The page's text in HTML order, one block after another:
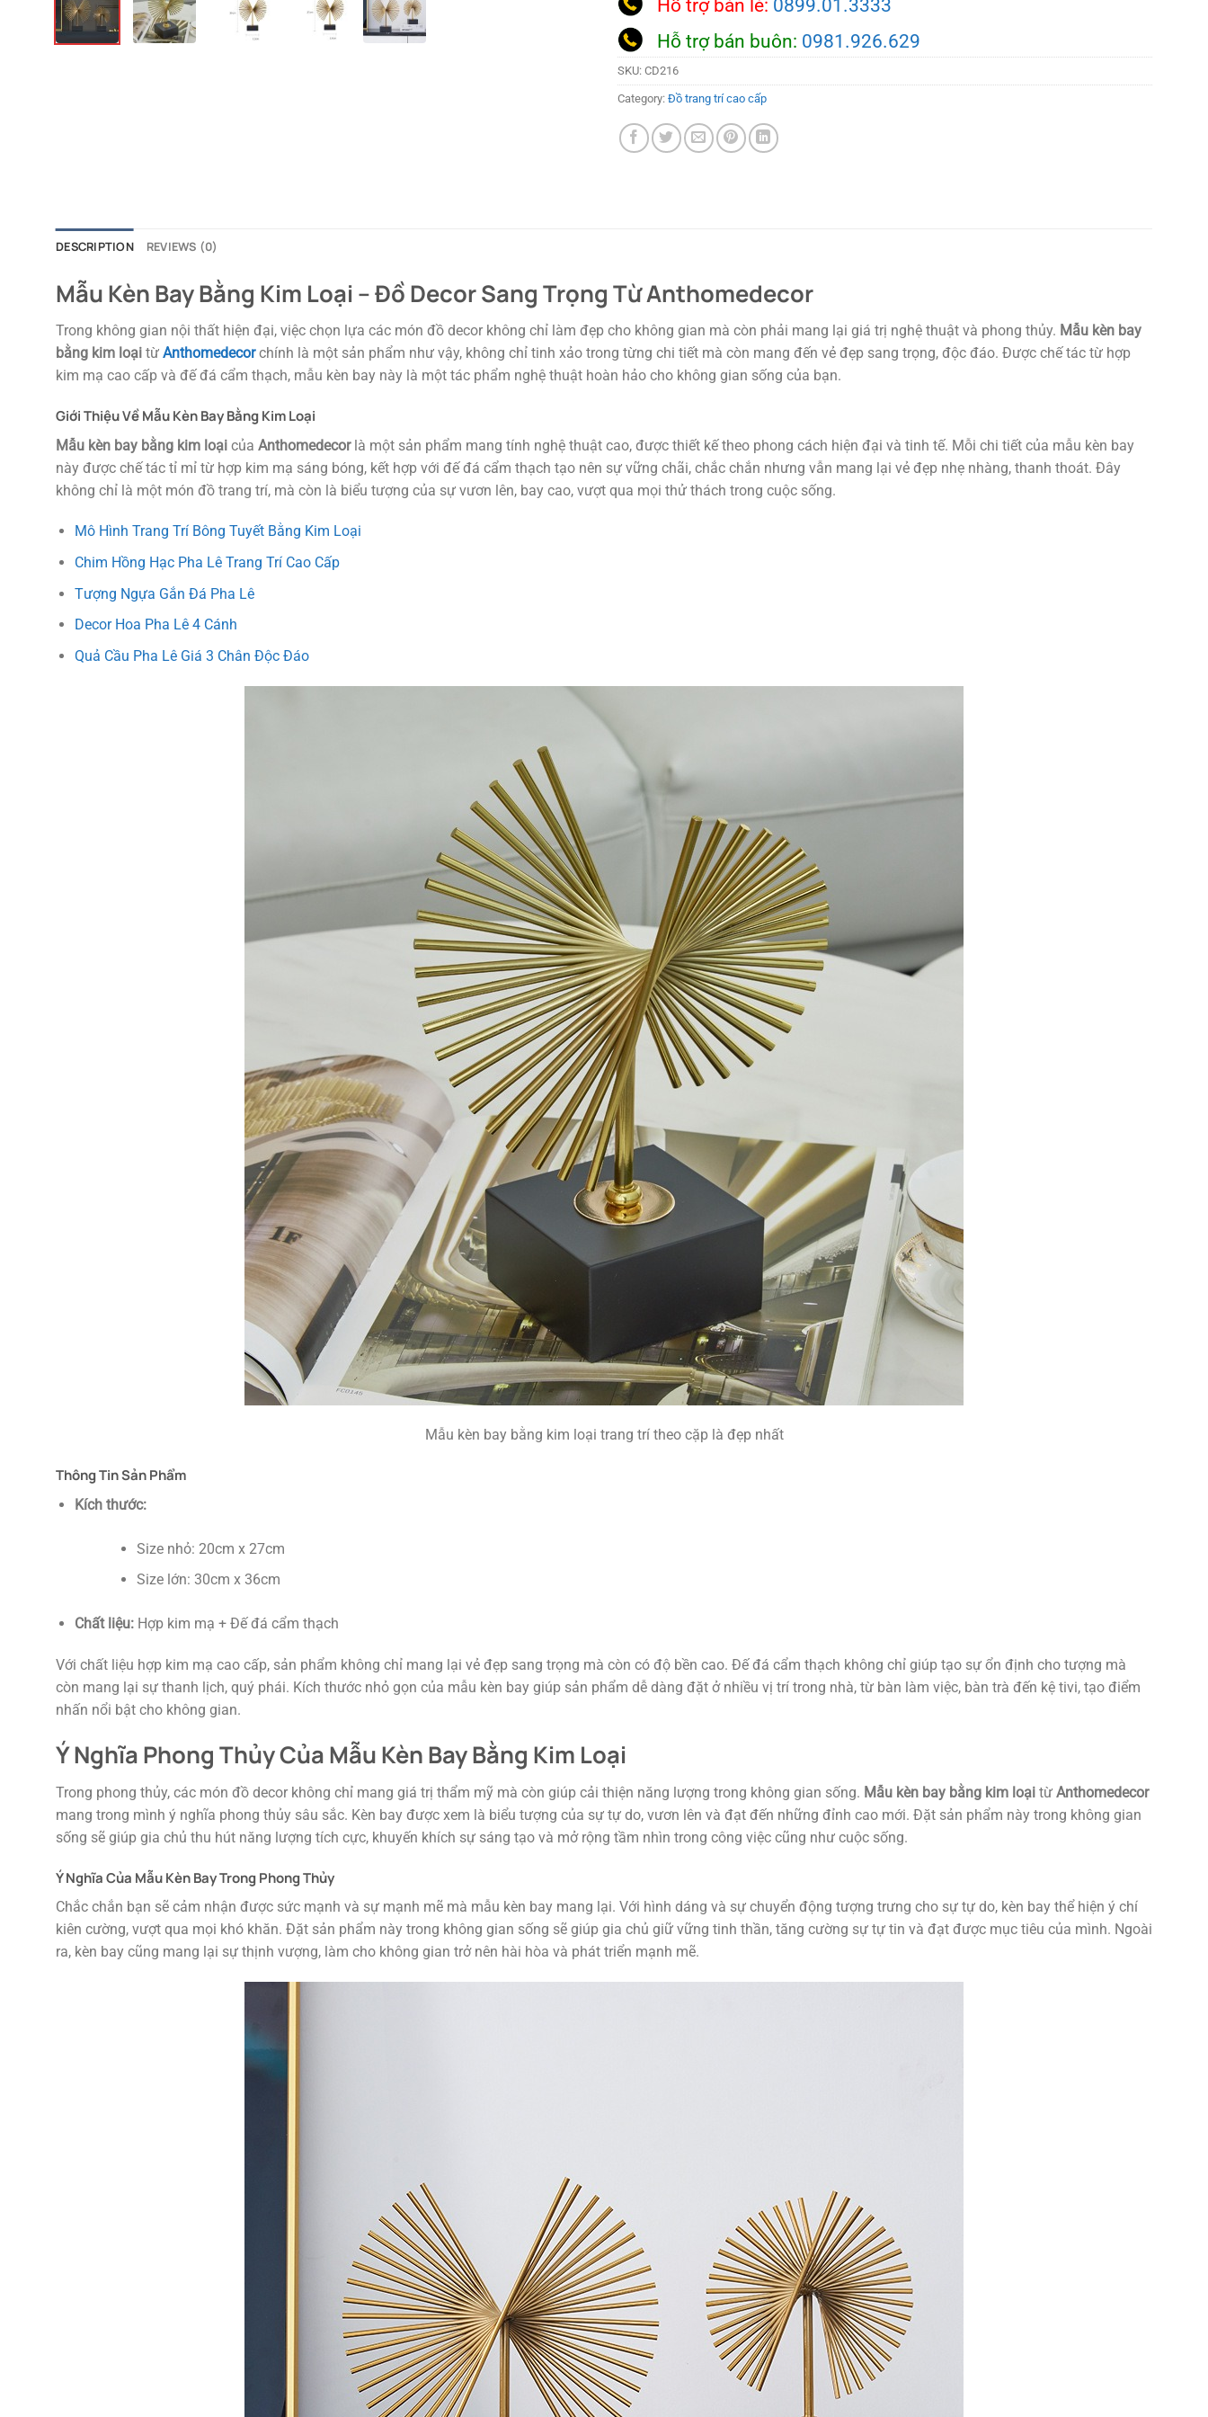
Hỗ trợ bán lẻ: 0899.01.3333
Hỗ trợ bán buôn: 0981.926.629
SKU: CD216
Category: Đồ trang trí cao cấp
DESCRIPTION REVIEWS (0)
Mẫu Kèn Bay Bằng Kim Loại – Đồ Decor Sang Trọng Từ Anthomedecor
Trong không gian nội thất hiện đại, việc chọn lựa các món đồ decor không chỉ làm đẹp cho không gian mà còn phải mang lại giá trị nghệ thuật và phong thủy. Mẫu kèn bay
bằng kim loại từ Anthomedecorchính là một sản phẩm như vậy, không chỉ tinh xảo trong từng chi tiết mà còn mang đến vẻ đẹp sang trọng, độc đáo. Được chế tác từ hợp
kim mạ cao cấp và đế đá cẩm thạch, mẫu kèn bay này là một tác phẩm nghệ thuật hoàn hảo cho không gian sống của bạn.
Giới Thiệu Về Mẫu Kèn Bay Bằng Kim Loại
Mẫu kèn bay bằng kim loại của Anthomedecorlà một sản phẩm mang tính nghệ thuật cao, được thiết kế theo phong cách hiện đại và tinh tế. Mỗi chi tiết của mẫu kèn bay
này được chế tác tỉ mỉ từ hợp kim mạ sáng bóng, kết hợp với đế đá cẩm thạch tạo nên sự vững chãi, chắc chắn nhưng vẫn mang lại vẻ đẹp nhẹ nhàng, thanh thoát. Đây
không chỉ là một món đồ trang trí, mà còn là biểu tượng của sự vươn lên, bay cao, vượt qua mọi thử thách trong cuộc sống.
Mô Hình Trang Trí Bông Tuyết Bằng Kim Loại
Chim Hồng Hạc Pha Lê Trang Trí Cao Cấp
Tượng Ngựa Gắn Đá Pha Lê
Decor Hoa Pha Lê 4 Cánh
Quả Cầu Pha Lê Giá 3 Chân Độc Đáo
Mẫu kèn bay bằng kim loại trang trí theo cặp là đẹp nhất
Thông Tin Sản Phẩm
Kích thước:
Size nhỏ: 20cm x 27cm
Size lớn: 30cm x 36cm
Chất liệu:Hợp kim mạ + Đế đá cẩm thạch
Với chất liệu hợp kim mạ cao cấp, sản phẩm không chỉ mang lại vẻ đẹp sang trọng mà còn có độ bền cao. Đế đá cẩm thạch không chỉ giúp tạo sự ổn định cho tượng mà
còn mang lại sự thanh lịch, quý phái. Kích thước nhỏ gọn của mẫu kèn bay giúp sản phẩm dễ dàng đặt ở nhiều vị trí trong nhà, từ bàn làm việc, bàn trà đến kệ tivi, tạo điểm
nhấn nổi bật cho không gian.
Ý Nghĩa Phong Thủy Của Mẫu Kèn Bay Bằng Kim Loại
Trong phong thủy, các món đồ decor không chỉ mang giá trị thẩm mỹ mà còn giúp cải thiện năng lượng trong không gian sống. Mẫu kèn bay bằng kim loại từ Anthomedecor
mang trong mình ý nghĩa phong thủy sâu sắc. Kèn bay được xem là biểu tượng của sự tự do, vươn lên và đạt đến những đỉnh cao mới. Đặt sản phẩm này trong không gian
sống sẽ giúp gia chủ thu hút năng lượng tích cực, khuyến khích sự sáng tạo và mở rộng tầm nhìn trong công việc cũng như cuộc sống.
Ý Nghĩa Của Mẫu Kèn Bay Trong Phong Thủy
Chắc chắn bạn sẽ cảm nhận được sức mạnh và sự mạnh mẽ mà mẫu kèn bay mang lại. Với hình dáng và sự chuyển động tượng trưng cho sự tự do, kèn bay thể hiện ý chí
kiên cường, vượt qua mọi khó khăn. Đặt sản phẩm này trong không gian sống sẽ giúp gia chủ giữ vững tinh thần, tăng cường sự tự tin và đạt được mục tiêu của mình. Ngoài
ra, kèn bay cũng mang lại sự thịnh vượng, làm cho không gian trở nên hài hòa và phát triển mạnh mẽ.